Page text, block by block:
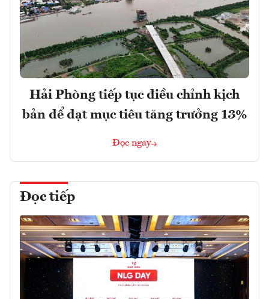
Hải Phòng tiếp tục điều chỉnh kịch
bản để đạt mục tiêu tăng trưởng 13%
Đọc ngay
Đọc tiếp